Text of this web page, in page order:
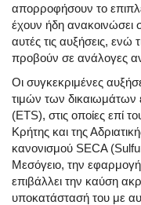
απορροφήσουν το
έχουν ήδη ανακοινώσει
αυτές τις αυξήσεις, ενώ
προβούν σε ανάλογες
Οι συγκεκριμένες
τιμών των δικαιωμάτων
(ETS), στις οποίες επί
Κρήτης και της
κανονισμού SECA
Μεσόγειο, την
επιβάλλει την καύση
υποκατάστασή του με